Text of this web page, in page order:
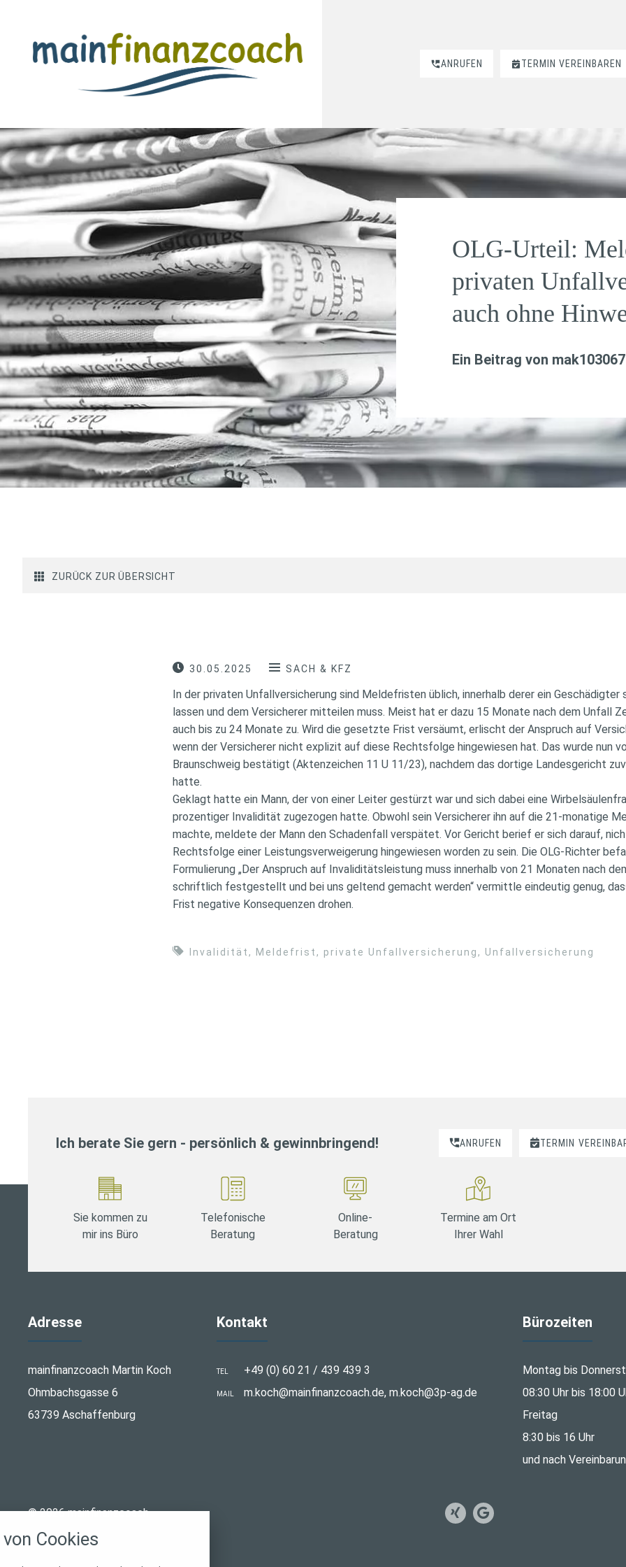
ANRUFEN TERMIN VEREINBAREN
OLG-Urteil:
privaten
auch ohne
Ein Beitrag von mak103067
ZURÜCK ZUR ÜBERSICHT
30.05.2025 SACH & KFZ
In der privaten Unfallversicherung sind Meldefristen üblich, innerhalb derer ein
lassen und dem Versicherer mitteilen muss. Meist hat er dazu 15 Monate nach dem Unfall
auch bis zu 24 Monate zu. Wird die gesetzte Frist versäumt, erlischt der Anspruch auf
wenn der Versicherer nicht explizit auf diese Rechtsfolge hingewiesen hat. Das wurde nun
Braunschweig bestätigt (Aktenzeichen 11 U 11/23), nachdem das dortige Landesgericht
hatte.
Geklagt hatte ein Mann, der von einer Leiter gestürzt war und sich dabei eine
prozentiger Invalidität zugezogen hatte. Obwohl sein Versicherer ihn auf die 21-monatige
machte, meldete der Mann den Schadenfall verspätet. Vor Gericht berief er sich darauf,
Rechtsfolge einer Leistungsverweigerung hingewiesen worden zu sein. Die OLG-Richter
Formulierung „Der Anspruch auf Invaliditätsleistung muss innerhalb von 21 Monaten nach
schriftlich festgestellt und bei uns geltend gemacht werden“ vermittle eindeutig genug,
Frist negative Konsequenzen drohen.
Invalidität , Meldefrist , private Unfallversicherung , Unfallversicherung
Ich berate Sie gern - persönlich & gewinnbringend! ANRUFEN TERMIN
Sie kommen zu
mir ins Büro
Telefonische
Beratung
Online-
Beratung
Termine am Ort
Ihrer Wahl
Adresse
mainfinanzcoach Martin Koch
Ohmbachsgasse 6
63739 Aschaffenburg
Kontakt
TEL +49 (0) 60 21 / 439 439 3
MAIL m.koch@mainfinanzcoach.de, m.koch@3p-ag.de
Bürozeiten
Montag bis
08:30 Uhr bis 18:00
Freitag
8:30 bis 16 Uhr
und nach
© 2026 mainfinanzcoach
Cookies
akzeptieren oder zu blockieren.